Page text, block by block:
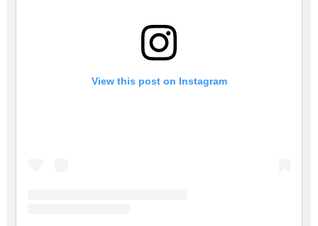
View this post on Instagram